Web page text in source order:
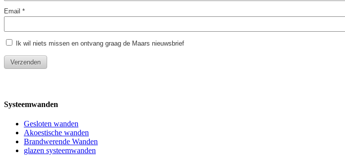
Systeemwanden
Gesloten wanden
Akoestische wanden
Brandwerende Wanden
glazen systeemwanden